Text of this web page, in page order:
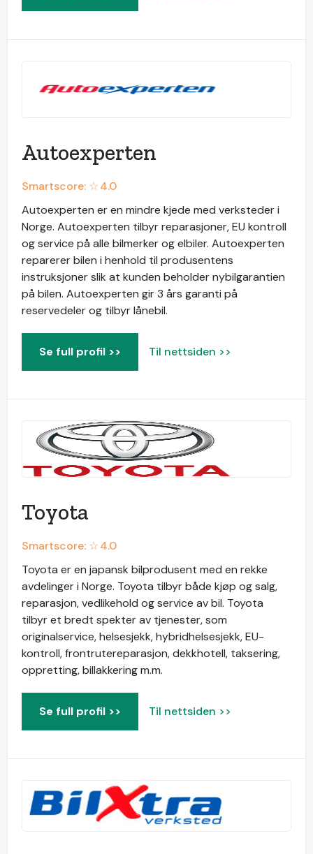
Autoexperten
Smartscore: ☆4.0
Autoexperten er en mindre kjede med verksteder i
Norge. Autoexperten tilbyr reparasjoner, EU kontroll
og service på alle bilmerker og elbiler. Autoexperten
reparerer bilen i henhold til produsentens
instruksjoner slik at kunden beholder nybilgarantien
på bilen. Autoexperten gir 3 års garanti på
reservedeler og tilbyr lånebil.
Se full profil >> Til nettsiden >>
Toyota
Smartscore: ☆4.0
Toyota er en japansk bilprodusent med en rekke
avdelinger i Norge. Toyota tilbyr både kjøp og salg,
reparasjon, vedlikehold og service av bil. Toyota
tilbyr et bredt spekter av tjenester, som
originalservice, helsesjekk, hybridhelsesjekk, EU-
kontroll, frontrutereparasjon, dekkhotell, taksering,
oppretting, billakkering m.m.
Se full profil >> Til nettsiden >>